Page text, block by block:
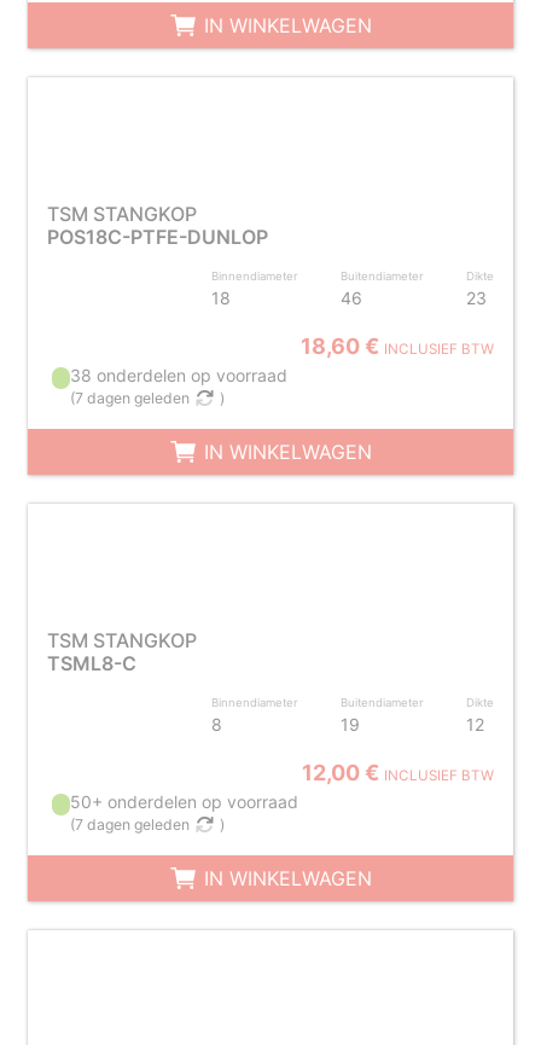
IN WINKELWAGEN
TSM STANGKOP
POS18C-PTFE-DUNLOP
Binnendiameter
18
Buitendiameter
46
Dikte
23
18,60 € INCLUSIEF BTW
38 onderdelen op voorraad
(7 dagen geleden )
IN WINKELWAGEN
TSM STANGKOP
TSML8-C
Binnendiameter
8
Buitendiameter
19
Dikte
12
12,00 € INCLUSIEF BTW
50+ onderdelen op voorraad
(7 dagen geleden )
IN WINKELWAGEN